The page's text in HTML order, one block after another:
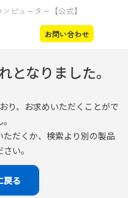
となりました。
り、お求めいただくことがで
だくか、検索より別の製品
い。
戻る